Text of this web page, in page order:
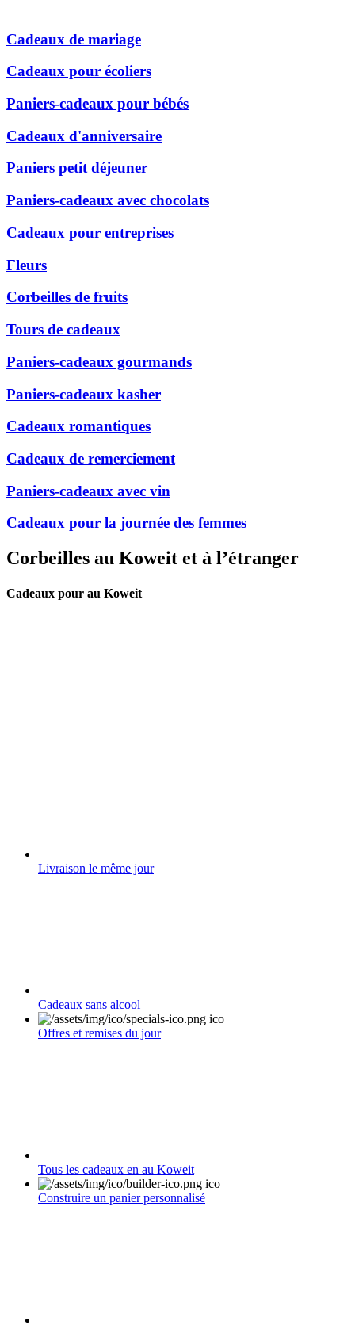
Cadeaux de mariage
Cadeaux pour écoliers
Paniers-cadeaux pour bébés
Cadeaux d'anniversaire
Paniers petit déjeuner
Paniers-cadeaux avec chocolats
Cadeaux pour entreprises
Fleurs
Corbeilles de fruits
Tours de cadeaux
Paniers-cadeaux gourmands
Paniers-cadeaux kasher
Cadeaux romantiques
Cadeaux de remerciement
Paniers-cadeaux avec vin
Cadeaux pour la journée des femmes
Corbeilles au Koweit et à l’étranger
Cadeaux pour au Koweit
Livraison le même jour
Cadeaux sans alcool
Offres et remises du jour
Tous les cadeaux en au Koweit
Construire un panier personnalisé